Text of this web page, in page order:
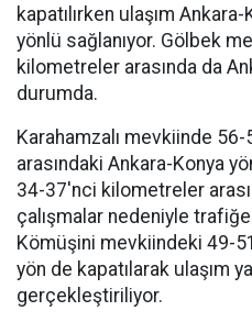
kapatılırken ulaşım
yönlü sağlanıyor. Gölbek
kilometreler arasında da
durumda.
Karahamzalı mevkiinde
arasındaki Ankara-Konya
34-37'nci kilometreler
çalışmalar nedeniyle
Kömüşini mevkiindeki 49-
yön de kapatılarak ulaşım
gerçekleştiriliyor.